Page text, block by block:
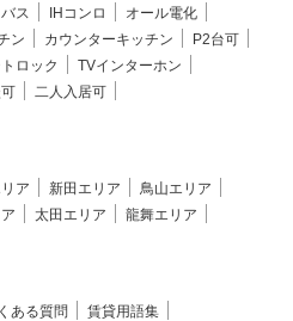
ス IHコンロ
オール電化
ン カウンターキッチン
P2台可
ロック
TVインターホン
二人入居可
ア 新田エリア
鳥山エリア
太田エリア
龍舞エリア
ある質問
賃貸用語集